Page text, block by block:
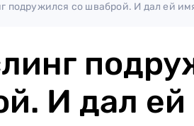
подружился со шваброй. И дал ей
И дал ей